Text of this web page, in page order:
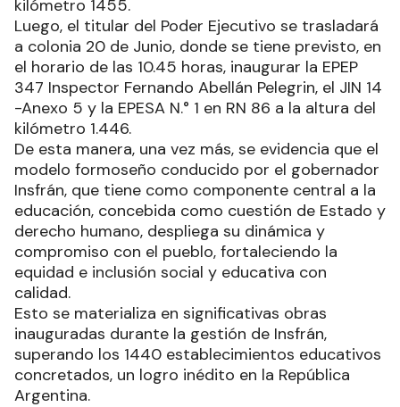
kilómetro 1455.
Luego, el titular del Poder Ejecutivo se trasladará
a colonia 20 de Junio, donde se tiene previsto, en
el horario de las 10.45 horas, inaugurar la EPEP
347 Inspector Fernando Abellán Pelegrin, el JIN 14
-Anexo 5 y la EPESA N.° 1 en RN 86 a la altura del
kilómetro 1.446.
De esta manera, una vez más, se evidencia que el
modelo formoseño conducido por el gobernador
Insfrán, que tiene como componente central a la
educación, concebida como cuestión de Estado y
derecho humano, despliega su dinámica y
compromiso con el pueblo, fortaleciendo la
equidad e inclusión social y educativa con
calidad.
Esto se materializa en significativas obras
inauguradas durante la gestión de Insfrán,
superando los 1440 establecimientos educativos
concretados, un logro inédito en la República
Argentina.